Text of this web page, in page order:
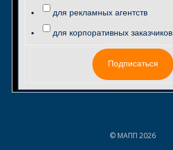
для рекламных агентств
для корпоративных заказчиков
Подписаться
© МАПП 2026